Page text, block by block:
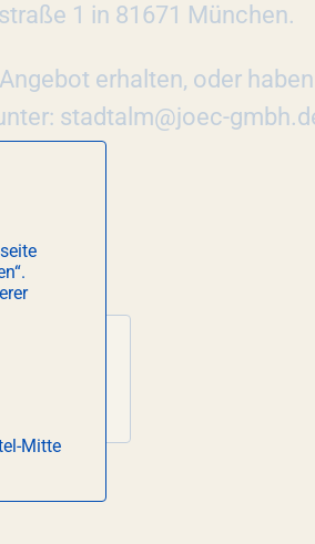
1 in 81671 München.
erhalten, oder
stadtalm@joec-
Mitte